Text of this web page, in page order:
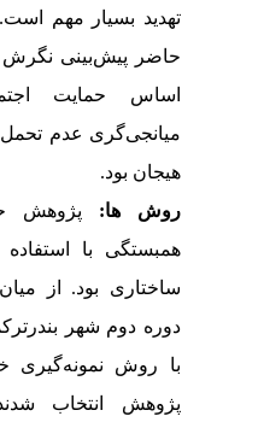
تهدید بسیار مهم است. از
حاضر پیشبینی نگرش به
اساس حمایت اجتماعی
گری عدم تحمل ناکامی
هیجان بود.
روش­ ها:
پژوهش حاضر از
همبستگی با استفاده از
ساختاری بود. از میان
با روش نمونه‌گیری خوشه‌ای
پژوهش انتخاب شدند.